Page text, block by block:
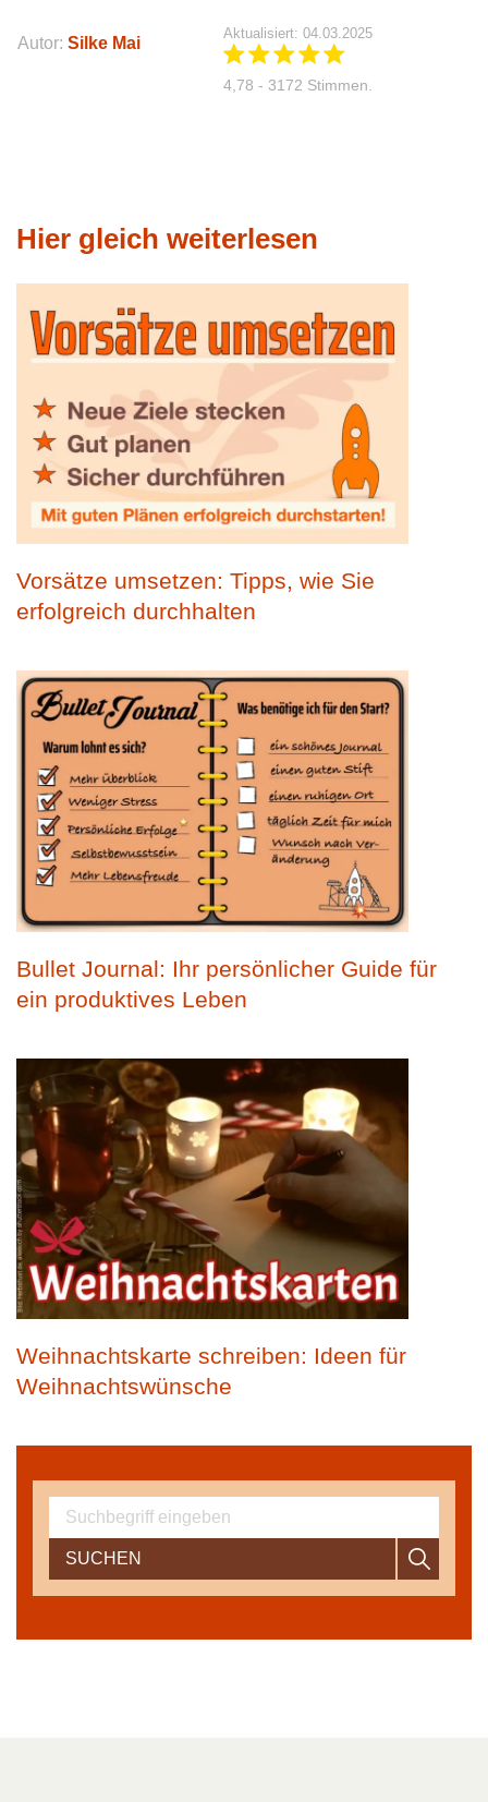
Autor: Silke Mai
Aktualisiert: 04.03.2025
4,78 - 3172 Stimmen.
Hier gleich weiterlesen
Vorsätze umsetzen: Tipps, wie Sie
erfolgreich durchhalten
Bullet Journal: Ihr persönlicher Guide für
ein produktives Leben
Weihnachtskarte schreiben: Ideen für
Weihnachtswünsche
SUCHEN